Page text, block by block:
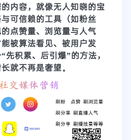
内容，就像无人知晓的宝
可信赖的工具（如粉丝
点赞量、浏览量与人气
被算法看见、被用户发
先积累、后引爆”的方法，
就不再是奢望。